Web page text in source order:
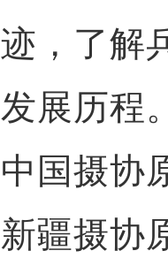
，了解
展历程。
摄协
疆摄协